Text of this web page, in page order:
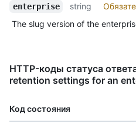
enterprise string
The slug version of the
HTTP-коды статуса
retention settings for an
Код состояния